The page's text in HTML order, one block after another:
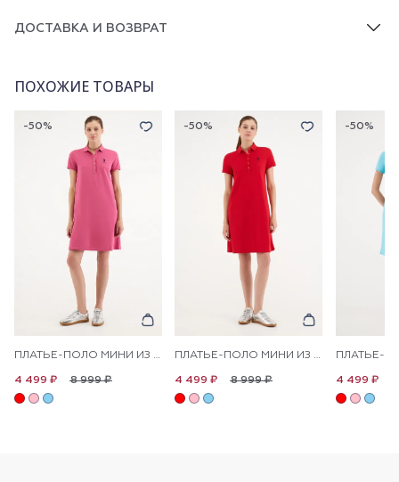
ДОСТАВКА И ВОЗВРАТ
ПОХОЖИЕ ТОВАРЫ
-50%
ПЛАТЬЕ-ПОЛО МИНИ ИЗ ХЛОПКА ПРЯМОЕ
8 999 ₽
4 499 ₽
-50%
ПЛАТЬЕ-ПОЛО МИНИ ИЗ ХЛОПКА ПРЯМОЕ
8 999 ₽
4 499 ₽
-50%
4 499 ₽